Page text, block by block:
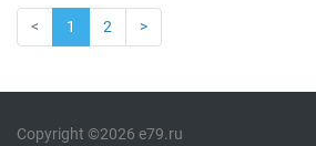
< 1 2 >
Copyright ©2026 e79.ru